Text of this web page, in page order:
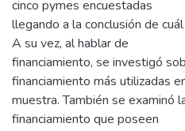
cinco pymes encuestadas
llegando a la conclusión de
A su vez, al hablar de
financiamiento, se investigó
financiamiento más utilizadas
muestra. También se examinó
financiamiento que poseen